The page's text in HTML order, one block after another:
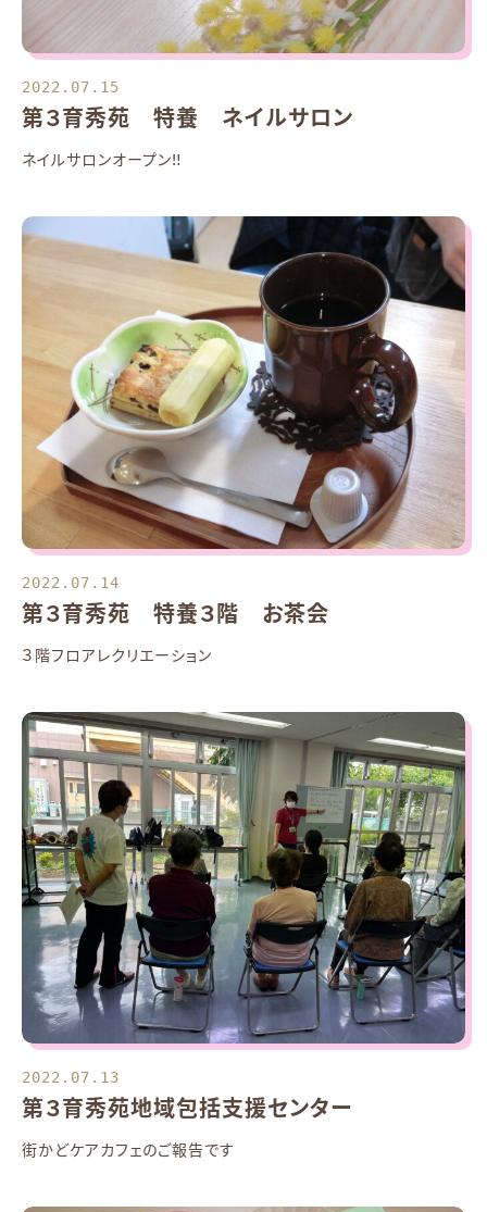
2022.07.15
第３育秀苑 特養 ネイルサロン
ネイルサロンオープン‼
2022.07.14
第３育秀苑 特養３階 お茶会
３階フロアレクリエーション
2022.07.13
第３育秀苑地域包括支援センター
街かどケアカフェのご報告です